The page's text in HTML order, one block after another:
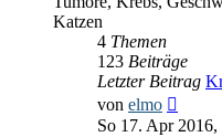
Katzen
4 Themen
123 Beiträge
Letzter Beitrag
von elmo
So 17. Apr 2016,